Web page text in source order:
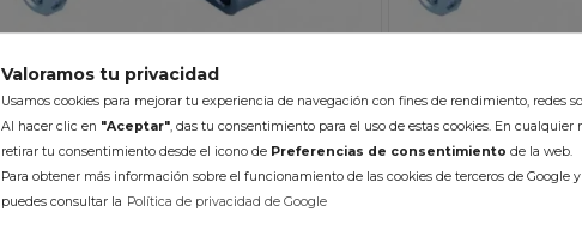
Tensor Cadena Distribución Manual Honda
TRX 450R (04-05) TRX 680 Rincon
89,50 € 80,55 €
Tensor Cadena
TRX
Valoramos tu privacidad
Usamos cookies para mejorar tu experiencia de navegación con fines de rendimiento, redes
Al hacer clic en "Aceptar", das tu consentimiento para el uso de estas cookies. En
retirar tu consentimiento desde el icono de Preferencias de consentimiento de la web.
Para obtener más información sobre el funcionamiento de las cookies de terceros de Google
puedes consultar la Política de privacidad de Google